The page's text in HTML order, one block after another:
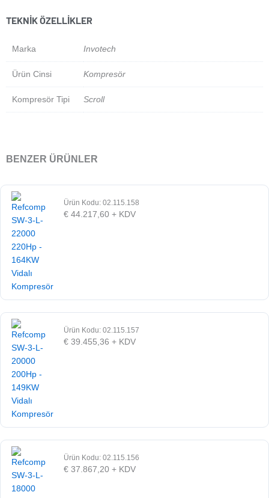
TEKNIK ÖZELLIKLER
Marka Invotech
Ürün Cinsi Kompresör
Kompresör Tipi Scroll
BENZER ÜRÜNLER
Ürün Kodu: 02.115.158
€ 44.217,60 + KDV
Ürün Kodu: 02.115.157
€ 39.455,36 + KDV
Ürün Kodu: 02.115.156
€ 37.867,20 + KDV